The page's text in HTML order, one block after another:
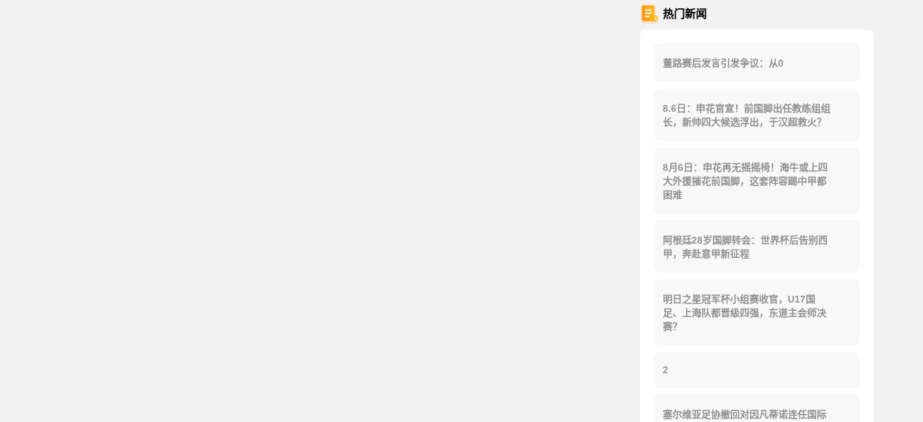
热门新闻
董路赛后发言引发争议：从0
8.6日：申花官宣！前国脚出任教练组组
长，新帅四大候选浮出，于汉超救火？
8月6日：申花再无摇摇椅！海牛或上四
大外援摧花前国脚，这套阵容踢中甲都
困难
阿根廷28岁国脚转会：世界杯后告别西
甲，奔赴意甲新征程
明日之星冠军杯小组赛收官，U17国
足、上海队都晋级四强，东道主会师决
赛？
2
塞尔维亚足协撤回对因凡蒂诺连任国际